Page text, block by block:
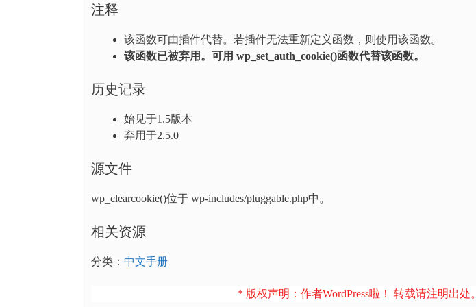
注释
该函数可由插件代替。若插件无法重新定义函数，则使用该函数。
该函数已被弃用。可用 wp_set_auth_cookie()函数代替该函数。
历史记录
始见于1.5版本
弃用于2.5.0
源文件
wp_clearcookie()位于 wp-includes/pluggable.php中。
相关资源
分类： 中文手册
* 版权声明：作者WordPress啦！ 转载请注明出处。